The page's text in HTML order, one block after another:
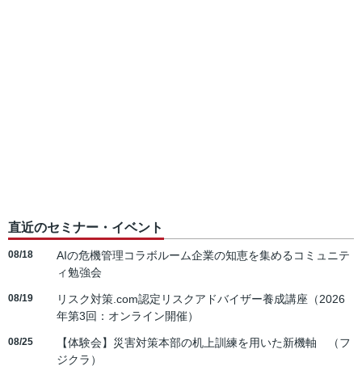
直近のセミナー・イベント
08/18
AIの危機管理コラボルーム企業の知恵を集めるコミュニテ
ィ勉強会
08/19
リスク対策.com認定リスクアドバイザー養成講座（2026
年第3回：オンライン開催）
08/25
【体験会】災害対策本部の机上訓練を用いた新機軸 （フ
ジクラ）